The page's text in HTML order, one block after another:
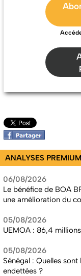
ANALYSES PREMIUM
06/08/2026
Le bénéfice de BOA
une amélioration du
05/08/2026
UEMOA : 86,4
05/08/2026
Sénégal : Quelles
endettées ?